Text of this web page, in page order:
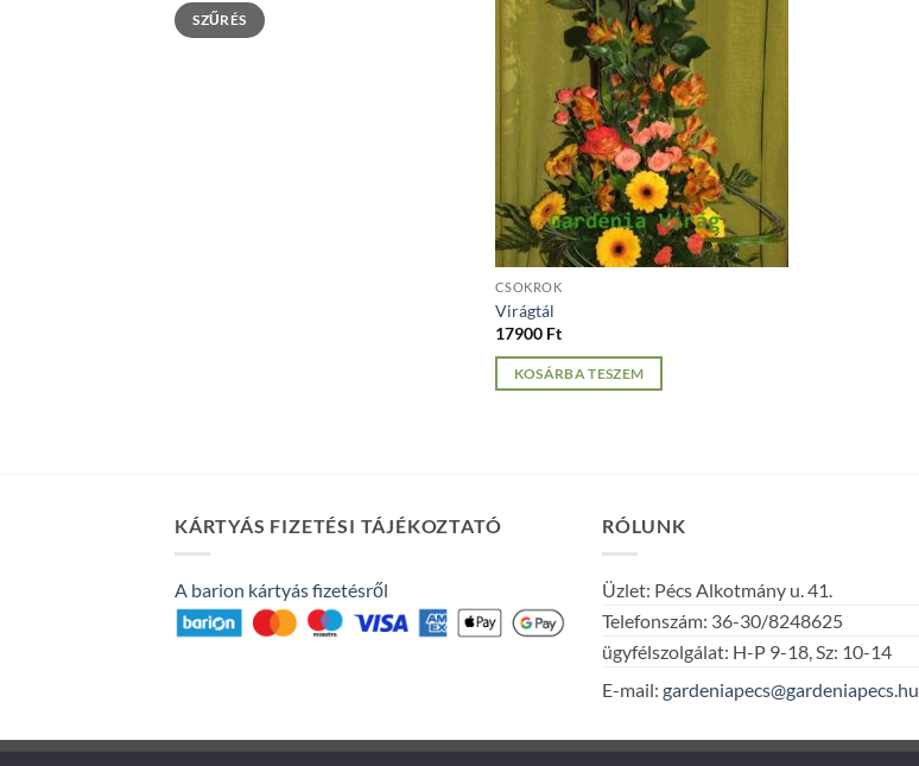
Min
ár
Max
ár
SZŰRÉS
CSOKROK
Virágtál
17900 Ft
KOSÁRBA TESZEM
KÁRTYÁS FIZETÉSI TÁJÉKOZTATÓ
A barion kártyás fizetésről
RÓLUNK
Üzlet: Pécs Alkotmány u. 41.
Telefonszám: 36-30/8248625
ügyfélszolgálat: H-P 9-18, Sz: 10-14
E-mail: gardeniapecs@gardeniapecs.hu